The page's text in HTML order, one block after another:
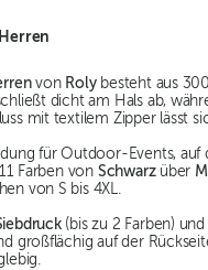
von Rolybesteht aus
dicht am Hals ab,
mit textilem Zipper lässt
für Outdoor-Events,
Farben von Schwarzüber
von S bis 4XL.
(bis zu 2 Farben) und
großflächig auf der